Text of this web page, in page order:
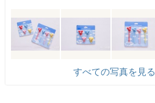
すべての写真を見る